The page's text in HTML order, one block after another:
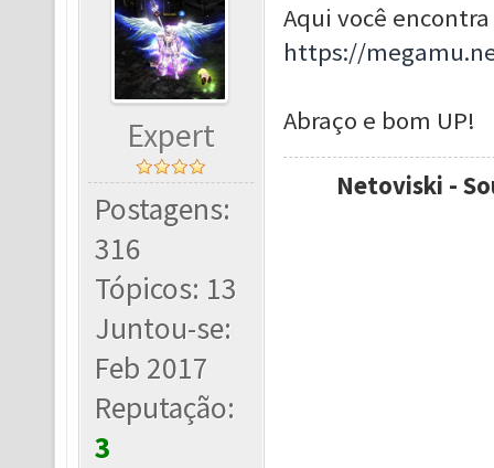
Expert
Postagens:
316
Tópicos: 13
Juntou-se:
Feb 2017
Reputação:
3
Aqui você
https://
Abraço e bom UP!
Netoviski -